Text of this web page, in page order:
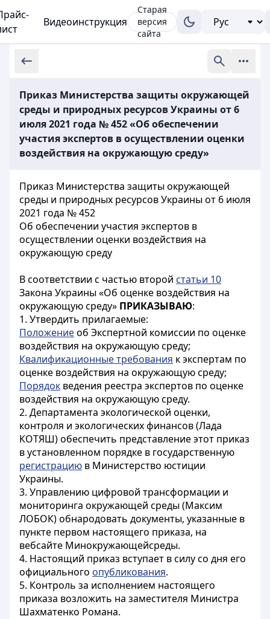
Видеоинструкция
Старая
версия
сайта
Приказ Министерства защиты окружающей
среды и природных ресурсов Украины от 6
июля 2021 года № 452 «Об обеспечении
участия экспертов в осуществлении оценки
воздействия на окружающую среду»
Приказ Министерства защиты окружающей
среды и природных ресурсов Украины от 6 июля
2021 года № 452
Об обеспечении участия экспертов в
осуществлении оценки воздействия на
окружающую среду
В соответствии с частью второй статьи 10
Закона Украины «Об оценке воздействия на
окружающую среду» ПРИКАЗЫВАЮ:
1. Утвердить прилагаемые:
Положениеоб Экспертной комиссии по оценке
воздействия на окружающую среду;
Квалификационные требования к экспертам по
оценке воздействия на окружающую среду;
Порядок ведения реестра экспертов по оценке
воздействия на окружающую среду.
2. Департамента экологической оценки,
контроля и экологических финансов (Лада
КОТЯШ) обеспечить представление этот приказ
в установленном порядке в государственную
регистрацию в Министерство юстиции
Украины.
3. Управлению цифровой трансформации и
мониторинга окружающей среды (Максим
ЛОБОК) обнародовать документы, указанные в
пункте первом настоящего приказа, на
вебсайте Минокружающейсреды.
4. Настоящий приказ вступает в силу со дня его
официального опубликования.
5. Контроль за исполнением настоящего
приказа возложить на заместителя Министра
Шахматенко Романа.